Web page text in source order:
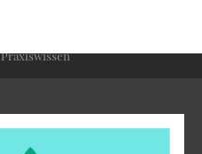
Praxis­wissen